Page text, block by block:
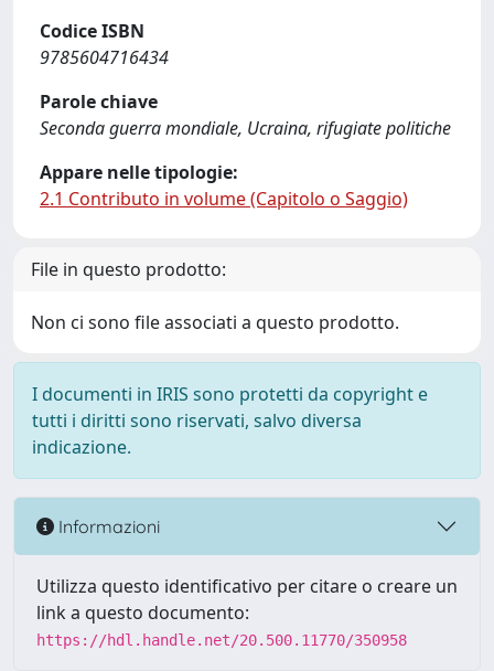
Codice ISBN
9785604716434
Parole chiave
Seconda guerra mondiale, Ucraina, rifugiate politiche
Appare nelle tipologie:
2.1 Contributo in volume (Capitolo o Saggio)
File in questo prodotto:
Non ci sono file associati a questo prodotto.
I documenti in IRIS sono protetti da copyright e
tutti i diritti sono riservati, salvo diversa
indicazione.
Informazioni
Utilizza questo identificativo per citare o creare un
link a questo documento:
https://hdl.handle.net/20.500.11770/350958